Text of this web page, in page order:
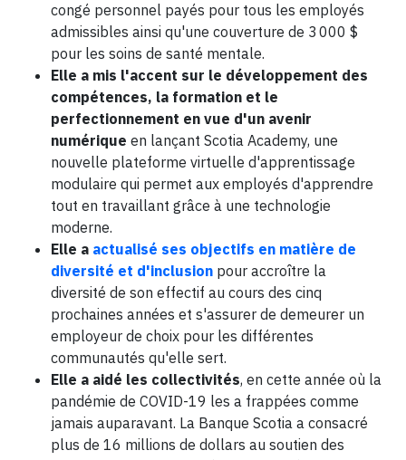
congé personnel payés pour tous les employés
admissibles ainsi qu'une couverture de 3 000 $
pour les soins de santé mentale.
Elle a mis l'accent sur le développement des
compétences, la formation et le
perfectionnement en vue d'un avenir
numérique en lançant Scotia Academy, une
nouvelle plateforme virtuelle d'apprentissage
modulaire qui permet aux employés d'apprendre
tout en travaillant grâce à une technologie
moderne.
Elle a actualisé ses objectifs en matière de
diversité et d'inclusion pour accroître la
diversité de son effectif au cours des cinq
prochaines années et s'assurer de demeurer un
employeur de choix pour les différentes
communautés qu'elle sert.
Elle a aidé les collectivités, en cette année où la
pandémie de COVID-19 les a frappées comme
jamais auparavant. La Banque Scotia a consacré
plus de 16 millions de dollars au soutien des